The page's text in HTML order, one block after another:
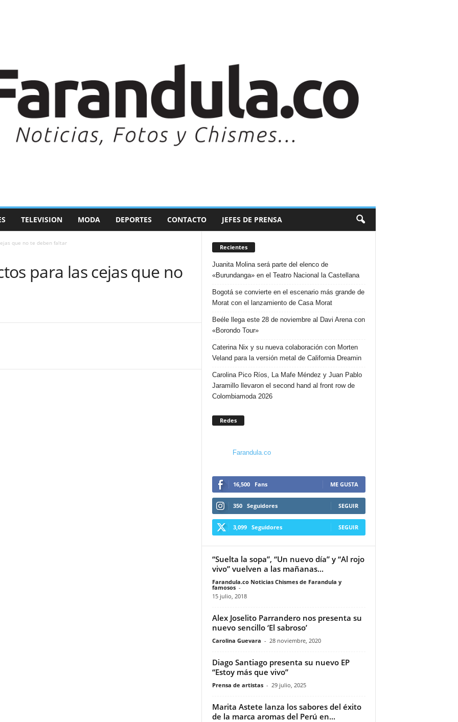
TELEVISION MODA DEPORTES CONTACTO JEFES DE PRENSA
que no te deben faltar
para las cejas que no
Recientes
Juanita Molina será parte del elenco de
«Burundanga» en el Teatro Nacional la Castellana
Bogotá se convierte en el escenario más grande de
Morat con el lanzamiento de Casa Morat
Beéle llega este 28 de noviembre al Davi Arena con
«Borondo Tour»
Caterina Nix y su nueva colaboración con Morten
Veland para la versión metal de California Dreamin
Carolina Pico Ríos, La Mafe Méndez y Juan Pablo
Jaramillo llevaron el second hand al front row de
Colombiamoda 2026
Redes
Farandula.co
16,500 Fans ME GUSTA
350 Seguidores SEGUIR
3,099 Seguidores SEGUIR
“Suelta la sopa”, “Un nuevo día” y “Al rojo
vivo” vuelven a las mañanas...
Farandula.co Noticias Chismes de Farandula y
famosos -
15 julio, 2018
Alex Joselito Parrandero nos presenta su
nuevo sencillo ‘El sabroso’
Carolina Guevara - 28 noviembre, 2020
Diago Santiago presenta su nuevo EP
“Estoy más que vivo”
Prensa de artistas - 29 julio, 2025
Marita Astete lanza los sabores del éxito
de la marca aromas del Perú en...